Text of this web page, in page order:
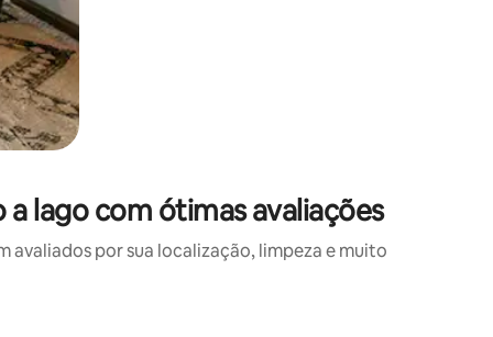
lago com ótimas avaliações
avaliados por sua localização, limpeza e muito